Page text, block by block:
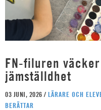
FN-filuren
jämställdhet
03 JUNI, 2026 / LÄRARE OCH
BERÄTTAR